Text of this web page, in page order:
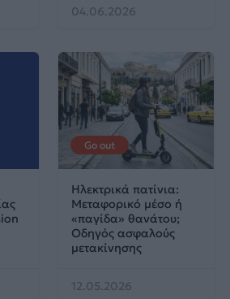
04.06.2026
Go out
Ηλεκτρικά πατίνια:
Μεταφορικό μέσο ή
«παγίδα» θανάτου;
Οδηγός ασφαλούς
μετακίνησης
12.05.2026